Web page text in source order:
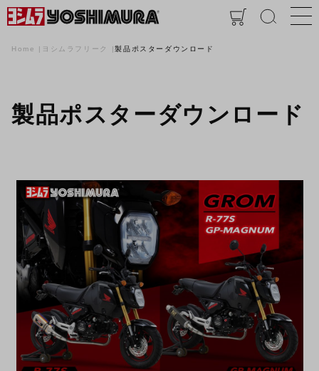
Home ヨシムラフリーク 製品ポスターダウンロード
製品ポスターダウンロード